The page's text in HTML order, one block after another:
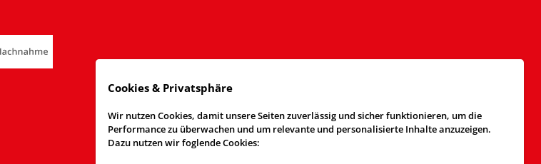
Cookies & Privatsphäre
Wir nutzen Cookies, damit unsere Seiten zuverlässig und sicher funktionieren, um die
Performance zu überwachen und um relevante und personalisierte Inhalte anzuzeigen.
Dazu nutzen wir foglende Cookies: